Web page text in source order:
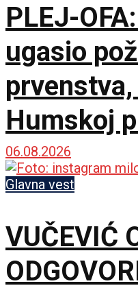
PLEJ-
ugasio
Humskoj
najboljih
sezoni!
06.08.2026
Glavna vest
VUČEVIĆ